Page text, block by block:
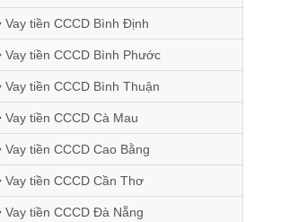
Vay tiền CCCD Bình Định
Vay tiền CCCD Bình Phước
Vay tiền CCCD Bình Thuận
Vay tiền CCCD Cà Mau
Vay tiền CCCD Cao Bằng
Vay tiền CCCD Cần Thơ
Vay tiền CCCD Đà Nẵng